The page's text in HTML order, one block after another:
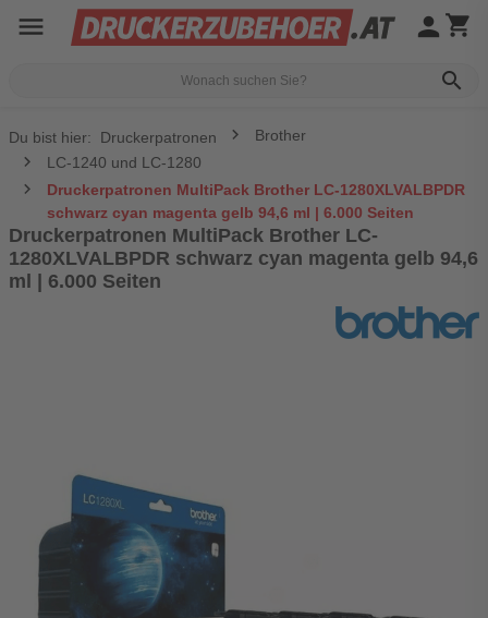
menu
search
person shopping_cart
Du bist hier: Druckerpatronen
Brother
LC-1240 und LC-1280
Druckerpatronen MultiPack Brother LC-1280XLVALBPDR
schwarz cyan magenta gelb 94,6 ml | 6.000 Seiten
Druckerpatronen MultiPack Brother LC-
1280XLVALBPDR schwarz cyan magenta gelb 94,6
ml | 6.000 Seiten